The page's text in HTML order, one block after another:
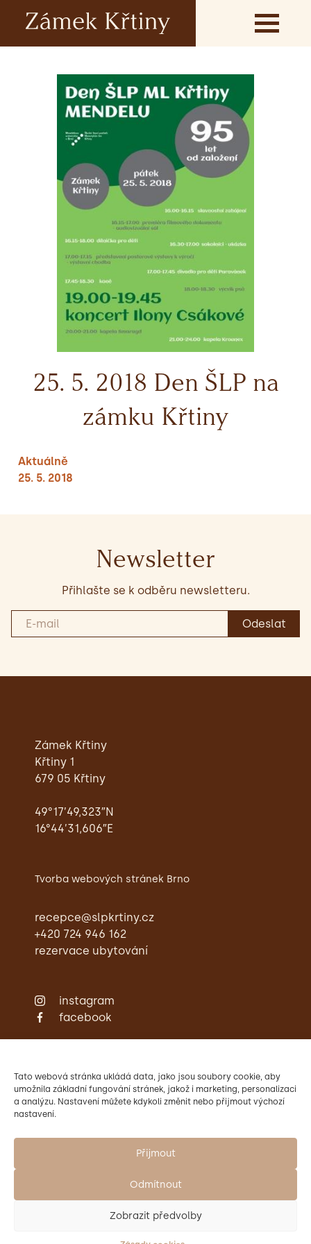
Tato webová stránka ukládá data, jako jsou soubory cookie, aby
umožnila základní fungování stránek, jakož i marketing, personalizaci
a analýzu. Nastavení můžete kdykoli změnit nebo přijmout výchozí
nastavení.
Přijmout
Odmítnout
Zobrazit předvolby
25. 5. 2018 Den ŠLP na
zámku Křtiny
Aktuálně
25. 5. 2018
Newsletter
Přihlašte se k odběru newsletteru.
Zámek Křtiny
Křtiny 1
679 05 Křtiny
49°17’49,323″N
16°44’31,606″E
Tvorba webových stránek Brno
recepce@slpkrtiny.cz
+420 724 946 162
rezervace ubytování
instagram
facebook
Svatby
Konference
Aktivity
Kontakty
je Mendelova univerzita v Brně.